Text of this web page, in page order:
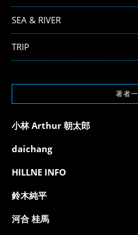
SEA & RIVER
TRIP
著者
小林 Arthur 朝太郎
daichang
HILLNE INFO
鈴木純平
河合 桂馬